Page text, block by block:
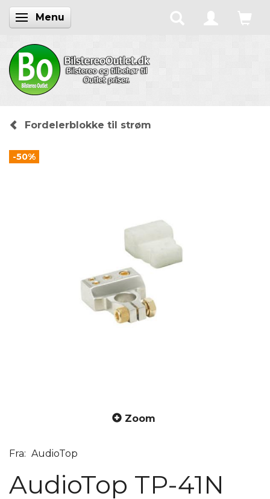
Skifte navigation
Menu
Fordelerblokke til strøm
-50%
Zoom
Fra: AudioTop
AudioTop TP-41N